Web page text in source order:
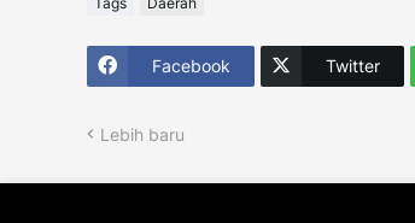
Facebook Twitter
Lebih baru